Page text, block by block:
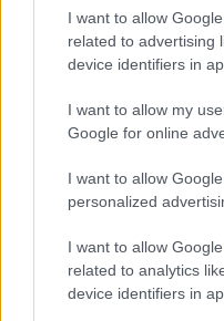
I want to allow
related to advertising
device identifiers in
I want to allow my
Google for online
I want to allow
personalized
I want to allow
related to analytics
device identifiers in
ICA Milano presenta
l’autunno 2026